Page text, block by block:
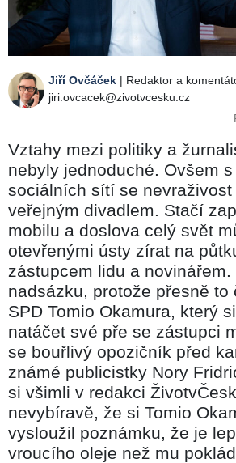
Jiří Ovčáček | Redaktor a
jiri.ovcacek@zivotvcesku.cz
Vztahy mezi politiky a
nebyly jednoduché. Ovšem
sociálních sítí se nevraživost
veřejným divadlem. Stačí
mobilu a doslova celý svět
otevřenými ústy zírat na
zástupcem lidu a novinářem.
nadsázku, protože přesně
SPD Tomio Okamura, který
natáčet své pře se zástupci
se bouřlivý opozičník před
známé publicistky Nory
si všimli v redakci
nevybíravě, že si Tomio
vysloužil poznámku, že je
vroucího oleje než mu